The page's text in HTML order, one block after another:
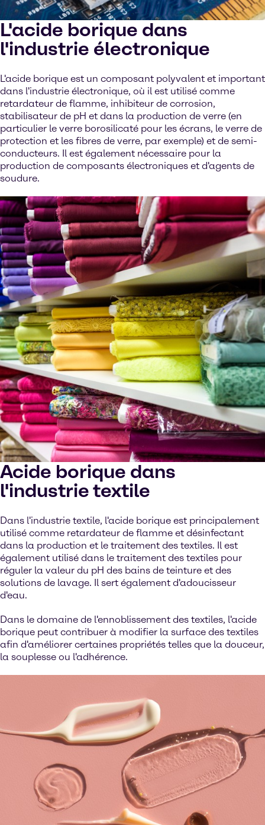
L'acide borique dans
l'industrie électronique
L'acide borique est un composant polyvalent et important
dans l'industrie électronique, où il est utilisé comme
retardateur de flamme, inhibiteur de corrosion,
stabilisateur de pH et dans la production de verre (en
particulier le verre borosilicaté pour les écrans, le verre de
protection et les fibres de verre, par exemple) et de semi-
conducteurs. Il est également nécessaire pour la
production de composants électroniques et d'agents de
soudure.
Acide borique dans
l'industrie textile
Dans l'industrie textile, l'acide borique est principalement
utilisé comme retardateur de flamme et désinfectant
dans la production et le traitement des textiles. Il est
également utilisé dans le traitement des textiles pour
réguler la valeur du pH des bains de teinture et des
solutions de lavage. Il sert également d'adoucisseur
d'eau.
Dans le domaine de l'ennoblissement des textiles, l'acide
borique peut contribuer à modifier la surface des textiles
afin d'améliorer certaines propriétés telles que la douceur,
la souplesse ou l'adhérence.